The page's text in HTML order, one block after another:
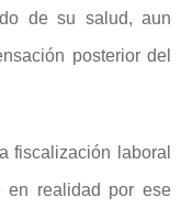
de su salud, aun
posterior del
fiscalización laboral
en realidad por ese